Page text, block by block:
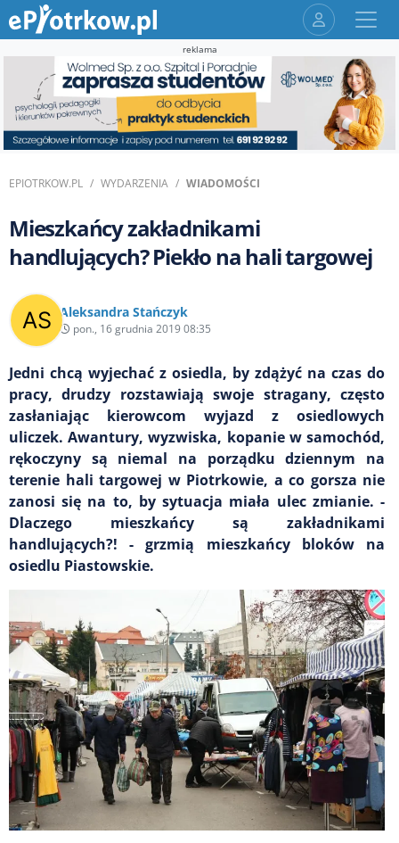
reklama
EPIOTRKOW.PL WYDARZENIA WIADOMOŚCI
Mieszkańcy zakładnikami
handlujących? Piekło na hali targowej
Aleksandra Stańczyk
pon., 16 grudnia 2019 08:35
Jedni chcą wyjechać z osiedla, by zdążyć na czas do
pracy, drudzy rozstawiają swoje stragany, często
zasłaniając kierowcom wyjazd z osiedlowych
uliczek. Awantury, wyzwiska, kopanie w samochód,
rękoczyny są niemal na porządku dziennym na
terenie hali targowej w Piotrkowie, a co gorsza nie
zanosi się na to, by sytuacja miała ulec zmianie. -
Dlaczego mieszkańcy są zakładnikami
handlujących?! - grzmią mieszkańcy bloków na
osiedlu Piastowskie.